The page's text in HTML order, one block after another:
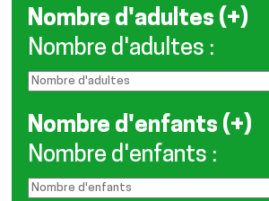
Nombre d'adultes (+)
Nombre d'adultes :
Nombre d'enfants (+)
Nombre d'enfants :